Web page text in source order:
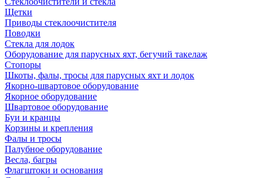
Щетки
Приводы стеклоочистителя
Поводки
Стекла для лодок
Оборудование для парусных яхт, бегучий такелаж
Стопоры
Шкоты, фалы, тросы для парусных яхт и лодок
Якорно-швартовое оборудование
Якорное оборудование
Швартовое оборудование
Буи и кранцы
Корзины и крепления
Фалы и тросы
Палубное оборудование
Весла, багры
Флагштоки и основания